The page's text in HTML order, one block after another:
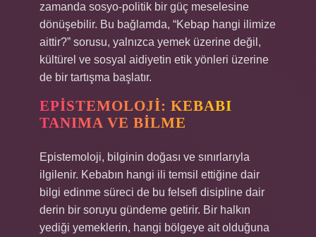
zamanda sosyo-politik bir güç meselesine
dönüşebilir. Bu bağlamda, “Kebap hangi ilimize
aittir?” sorusu, yalnızca yemek üzerine değil,
kültürel ve sosyal aidiyetin etik yönleri üzerine
de bir tartışma başlatır.
EPISTEMOLOJI: KEBABI
TANIMA VE BILME
Epistemoloji, bilginin doğası ve sınırlarıyla
ilgilenir. Kebabın hangi ili temsil ettiğine dair
bilgi edinme süreci de bu felsefi disipline dair
derin bir soruyu gündeme getirir. Bir halkın
yediği yemeklerin, hangi bölgeye ait olduğuna